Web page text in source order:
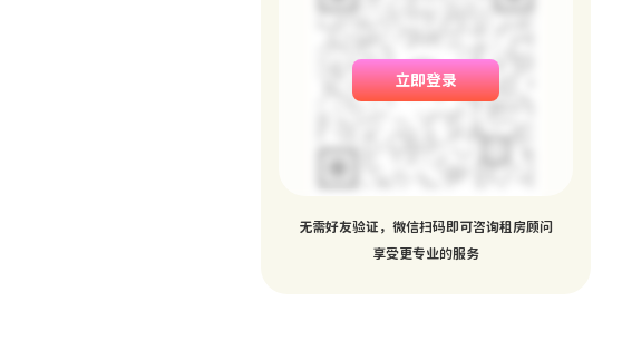
立即登录
无需好友验证，微信扫码即可咨询租房顾问
享受更专业的服务